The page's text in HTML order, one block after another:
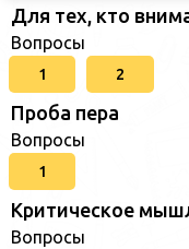
Для тех, кто
Вопросы
1 2
Проба пера
Вопросы
1
Критическое
Вопросы